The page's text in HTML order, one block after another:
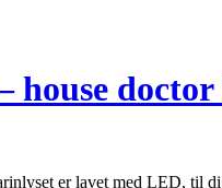
doctor
er lavet med LED, til